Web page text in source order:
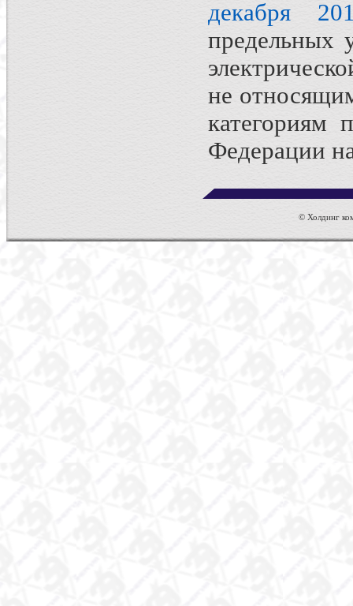
декабря
предельных
не
категориям
Федерации
© Холдинг